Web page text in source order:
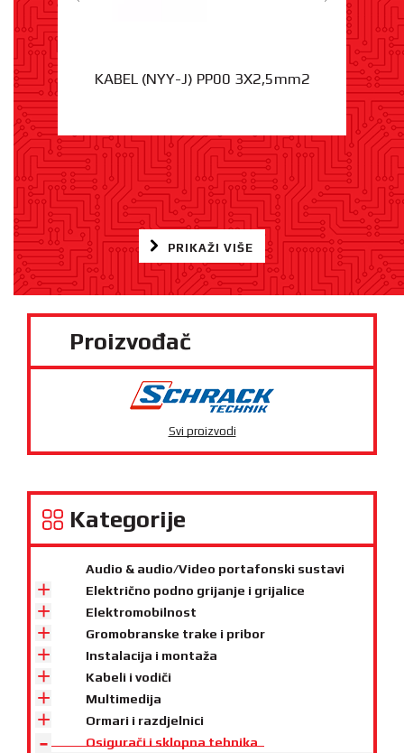
Proizvođač
Svi proizvodi
Kategorije
Audio & audio/Video portafonski sustavi
Električno podno grijanje i grijalice
Elektromobilnost
Gromobranske trake i pribor
Instalacija i montaža
Kabeli i vodiči
Multimedija
Ormari i razdjelnici
Osigurači i sklopna tehnika
KABEL (NYY-J) PP00 3X2,5mm2
PRIKAŽI VIŠE